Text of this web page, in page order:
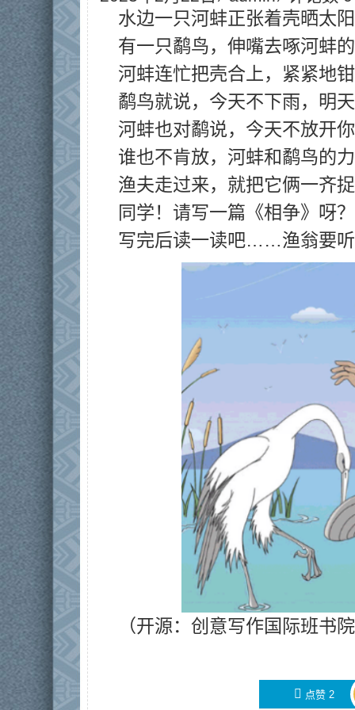
水边一只河蚌正张着壳晒太
有一只鹬鸟，伸嘴去啄河蚌
河蚌连忙把壳合上，紧紧地
鹬鸟就说，今天不下雨，明
河蚌也对鹬说，今天不放开
谁也不肯放，河蚌和鹬鸟的
渔夫走过来，就把它俩一齐
同学！请写一篇《相争》呀？
写完后读一读吧……渔翁要
（开源：创意写作国际班书
󰄼 点赞 2